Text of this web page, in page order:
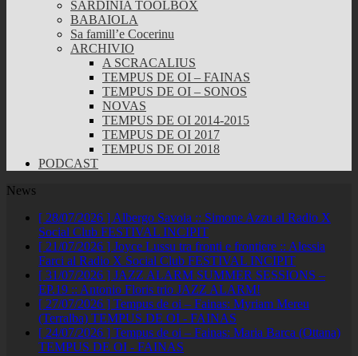
SARDINIA TOOLBOX
BABAIOLA
Sa famill’e Cocerinu
ARCHIVIO
A SCRACALIUS
TEMPUS DE OI – FAINAS
TEMPUS DE OI – SONOS
NOVAS
TEMPUS DE OI 2014-2015
TEMPUS DE OI 2017
TEMPUS DE OI 2018
PODCAST
News
[ 28/07/2026 ] Albergo Savoia :: Simone Azzu al Radio X
Social Club FESTIVAL INCIPIT
[ 21/07/2026 ] Joyce Lussu tra fronti e frontiere :: Alessia
Farci al Radio X Social Club FESTIVAL INCIPIT
[ 31/07/2026 ] JAZZ ALARM SUMMER SESSIONS –
EP.19 :: Antonio Floris trio JAZZ ALARM!
[ 27/07/2026 ] Tempus de oi – Fainas: Myriam Mereu
(Terralba) TEMPUS DE OI - FAINAS
[ 24/07/2026 ] Tempus de oi – Fainas: Maria Barca (Ottana)
TEMPUS DE OI - FAINAS